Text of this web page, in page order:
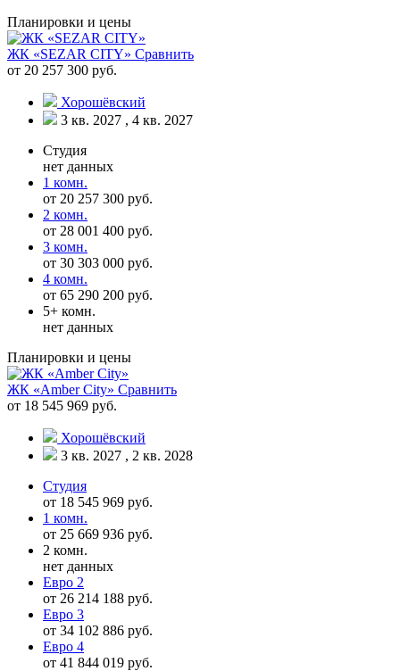
Планировки и цены
ЖК «SEZAR CITY» Сравнить
от 20 257 300 руб.
Хорошёвский
3 кв. 2027 , 4 кв. 2027
Студия
нет данных
1 комн.
от 20 257 300 руб.
2 комн.
от 28 001 400 руб.
3 комн.
от 30 303 000 руб.
4 комн.
от 65 290 200 руб.
5+ комн.
нет данных
Планировки и цены
ЖК «Amber City» Сравнить
от 18 545 969 руб.
Хорошёвский
3 кв. 2027 , 2 кв. 2028
Студия
от 18 545 969 руб.
1 комн.
от 25 669 936 руб.
2 комн.
нет данных
Евро 2
от 26 214 188 руб.
Евро 3
от 34 102 886 руб.
Евро 4
от 41 844 019 руб.